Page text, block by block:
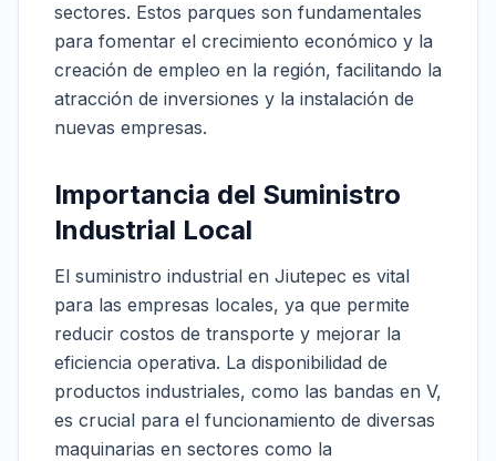
sectores. Estos parques son fundamentales
para fomentar el crecimiento económico y la
creación de empleo en la región, facilitando la
atracción de inversiones y la instalación de
nuevas empresas.
Importancia del Suministro
Industrial Local
El suministro industrial en Jiutepec es vital
para las empresas locales, ya que permite
reducir costos de transporte y mejorar la
eficiencia operativa. La disponibilidad de
productos industriales, como las bandas en V,
es crucial para el funcionamiento de diversas
maquinarias en sectores como la